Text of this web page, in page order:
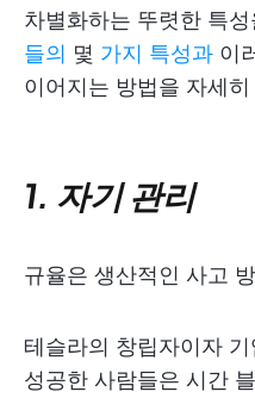
차별화하는 뚜렷한 특
들의 몇 가지 특성과 이
이어지는 방법을 자세
1. 자기 관리
규율은 생산적인 사고
테슬라의 창립자이자
성공한 사람들은 시간